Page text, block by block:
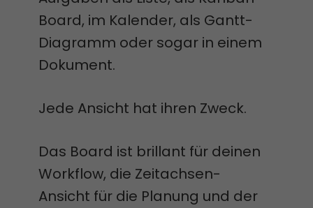
Board, im Kalender, als Gantt-
Diagramm oder sogar in einem
Dokument.
Jede Ansicht hat ihren Zweck.
Das Board ist brillant für deinen
Workflow, die Zeitachsen-
Ansicht für die Planung und der